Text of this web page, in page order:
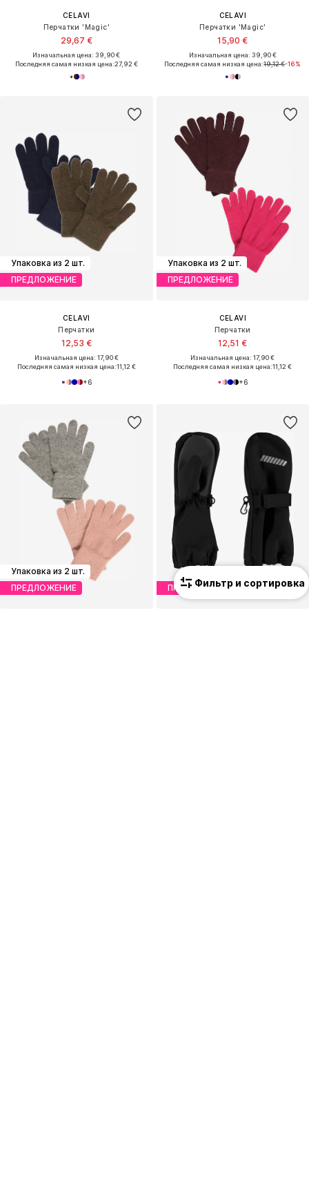
CELAVI
Перчатки 'Magic'
29,67 €
Изначальная цена: 39,90 €
Последняя самая низкая цена:27,92 €
CELAVI
Перчатки 'Magic'
15,90 €
Изначальная цена: 39,90 €
Последняя самая низкая цена:19,12 €-16%
Упаковка из 2 шт.
ПРЕДЛОЖЕНИЕ
CELAVI
Перчатки
12,53 €
Изначальная цена: 17,90 €
Последняя самая низкая цена:11,12 €
+6
Упаковка из 2 шт.
ПРЕДЛОЖЕНИЕ
CELAVI
Перчатки
12,51 €
Изначальная цена: 17,90 €
Последняя самая низкая цена:11,12 €
+6
Упаковка из 2 шт.
ПРЕДЛОЖЕНИЕ
ПРЕДЛОЖЕНИЕ
Фильтр и сортировка